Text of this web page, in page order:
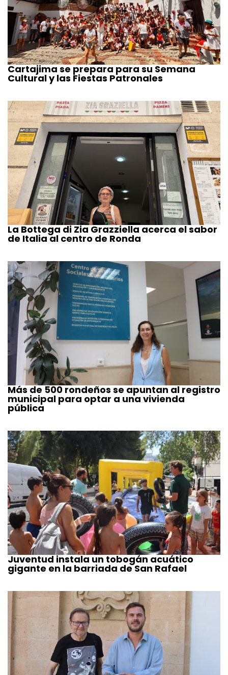
Cartajima se prepara para su Semana
Cultural y las Fiestas Patronales
La Bottega di Zia Grazziella acerca el sabor
de Italia al centro de Ronda
Más de 500 rondeños se apuntan al registro
municipal para optar a una vivienda
pública
Juventud instala un tobogán acuático
gigante en la barriada de San Rafael